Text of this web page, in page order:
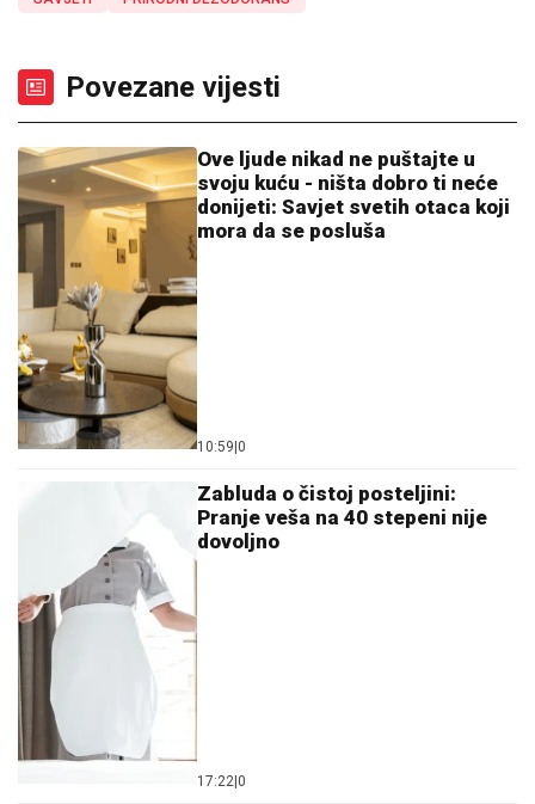
Povezane vijesti
Ove ljude nikad ne puštajte u
svoju kuću - ništa dobro ti neće
donijeti: Savjet svetih otaca koji
mora da se posluša
10:59 0
Zabluda o čistoj posteljini:
Pranje veša na 40 stepeni nije
dovoljno
17:22 0